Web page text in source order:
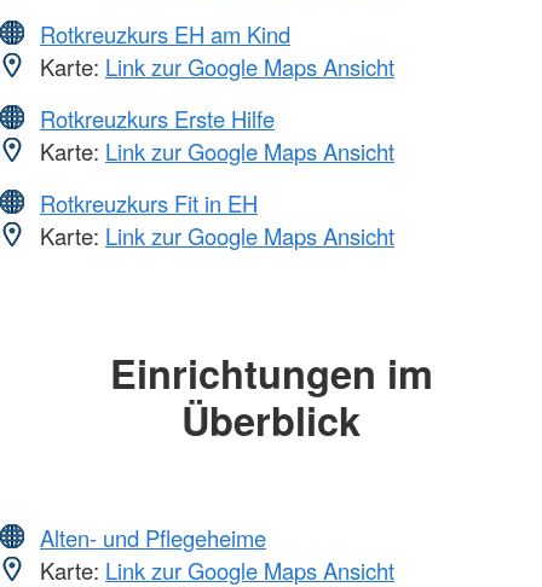
Rotkreuzkurs EH am Kind
Karte: Link zur Google Maps Ansicht
Rotkreuzkurs Erste Hilfe
Karte: Link zur Google Maps Ansicht
Rotkreuzkurs Fit in EH
Karte: Link zur Google Maps Ansicht
Einrichtungen im
Überblick
Alten- und Pflegeheime
Karte: Link zur Google Maps Ansicht